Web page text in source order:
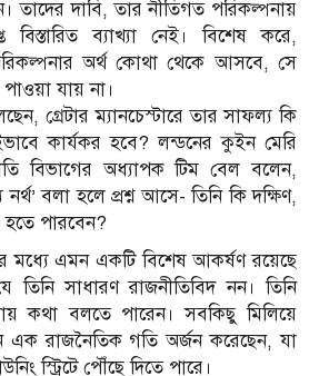
দাবি, তার নীতিগত পরিকল্পনায়
বিস্তারিত ব্যাখ্যা নেই। বিশেষ করে,
অর্থ কোথা থেকে আসবে, সে
যায় না।
গ্রেটার ম্যানচেস্টারে তার সাফল্য কি
কার্যকর হবে? লন্ডনের কুইন মেরি
বিভাগের অধ্যাপক টিম বেল বলেন,
নর্থ’ বলা হলে প্রশ্ন আসে- তিনি কি দক্ষিণ,
হতে পারবেন?
মধ্যে এমন একটি বিশেষ আকর্ষণ রয়েছে
তিনি সাধারণ রাজনীতিবিদ নন। তিনি
কথা বলতে পারেন। সবকিছু মিলিয়ে
এক রাজনৈতিক গতি অর্জন করেছেন, যা
স্ট্রিটে পৌঁছে দিতে পারে।